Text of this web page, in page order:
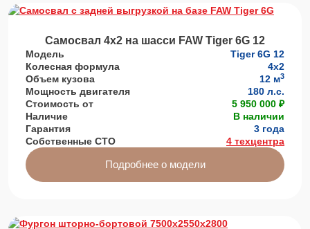
Самосвал 4х2 на шасси FAW Tiger 6G 12
Модель
Tiger 6G 12
Колесная формула
4х2
Объем кузова
12 м3
Мощность двигателя
180 л.с.
Стоимость от
5 950 000 ₽
Наличие
В наличии
Гарантия
3 года
Собственные СТО
4 техцентра
Подробнее о модели